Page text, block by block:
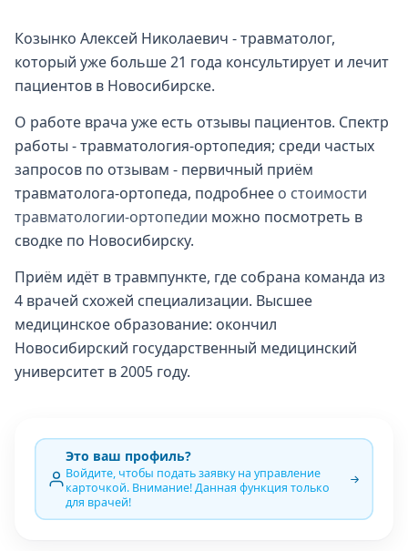
Козынко Алексей Николаевич - травматолог,
который уже больше 21 года консультирует и лечит
пациентов в Новосибирске.
О работе врача уже есть отзывы пациентов. Спектр
работы - травматология-ортопедия; среди частых
запросов по отзывам - первичный приём
травматолога-ортопеда, подробнее о стоимости
травматологии-ортопедии можно посмотреть в
сводке по Новосибирску.
Приём идёт в травмпункте, где собрана команда из
4 врачей схожей специализации. Высшее
медицинское образование: окончил
Новосибирский государственный медицинский
университет в 2005 году.
Это ваш профиль?
Войдите, чтобы подать заявку на управление
карточкой. Внимание! Данная функция только
для врачей!